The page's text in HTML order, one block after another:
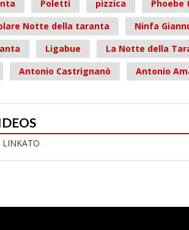
Poletti pizzica Phoebe
Notte della taranta
Ninfa
Ligabue La Notte della
Antonio Castrignanò Antonio
LINKATO